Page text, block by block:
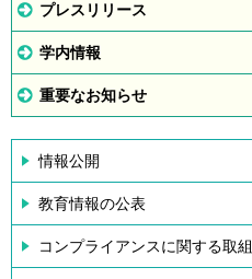
プレスリリース
学内情報
重要なお知らせ
情報公開
教育情報の公表
コンプライアンスに関する取組